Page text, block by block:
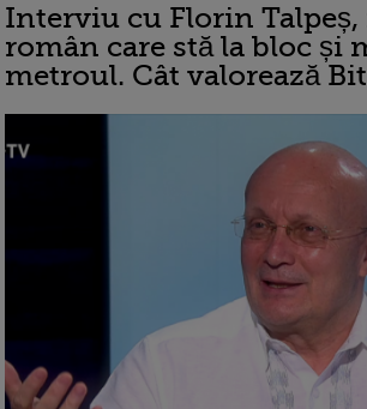
Interviu cu Florin
român care stă la bloc și
metroul. Cât valorează